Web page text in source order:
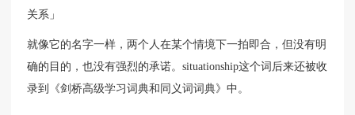
关系」
就像它的名字一样，两个人在某个情境下一拍即合，但没有明
确的目的，也没有强烈的承诺。situationship这个词后来还被收
录到《剑桥高级学习词典和同义词词典》中。